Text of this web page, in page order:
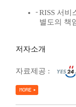
RISS 서비
별도의 책
저자소개
자료제공 :